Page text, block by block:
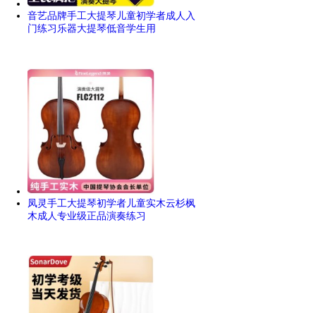
音艺品牌手工大提琴儿童初学者成人入
门练习乐器大提琴低音学生用
凤灵手工大提琴初学者儿童实木云杉枫
木成人专业级正品演奏练习